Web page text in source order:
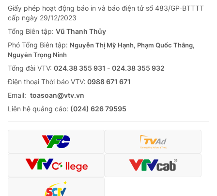
Giấy phép hoạt động báo in và báo điện tử số 483/GP-BTTTT
cấp ngày 29/12/2023
Tổng Biên tập: Vũ Thanh Thủy
Phó Tổng Biên tập: Nguyễn Thị Mỹ Hạnh, Phạm Quốc Thắng,
Nguyễn Trọng Ninh
Tổng đài VTV: 024.38 355 931 - 024.38 355 932
Ðiện thoại Thời báo VTV: 0988 671 671
Email: toasoan@vtv.vn
Liên hệ quảng cáo: (024) 626 79595